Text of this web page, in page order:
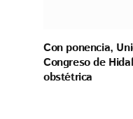
Con ponencia,
Congreso de
obstétrica